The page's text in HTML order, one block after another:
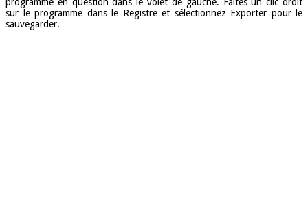
programme en question dans le volet de gauche. Faites un clic droit
sur le programme dans le Registre et sélectionnez Exporter pour le
sauvegarder.